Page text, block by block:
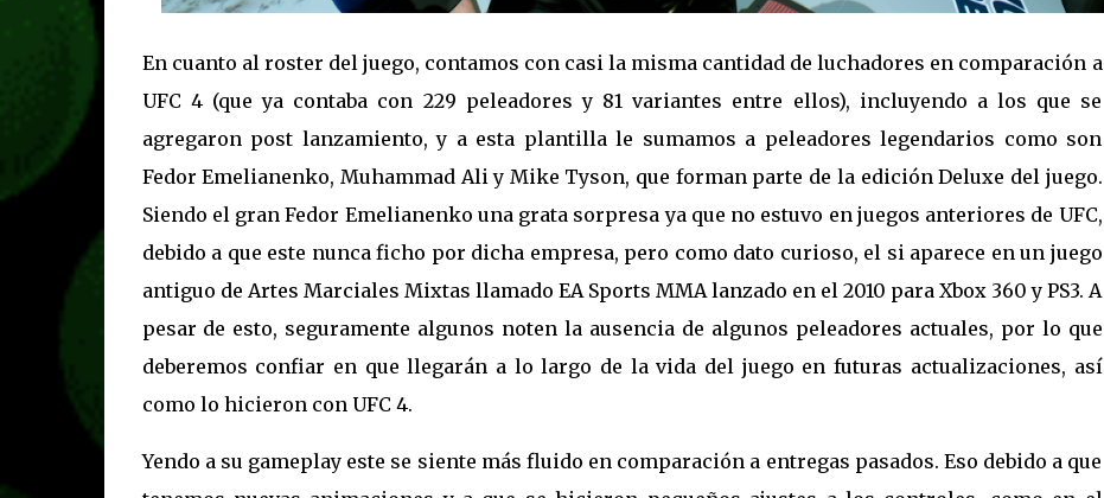
En cuanto al roster del juego, contamos con casi la misma cantidad de luchadores en comparación a
UFC 4 (que ya contaba con 229 peleadores y 81 variantes entre ellos), incluyendo a los que se
agregaron post lanzamiento, y a esta plantilla le sumamos a peleadores legendarios como son
Fedor Emelianenko, Muhammad Ali y Mike Tyson, que forman parte de la edición Deluxe del juego.
Siendo el gran Fedor Emelianenko una grata sorpresa ya que no estuvo en juegos anteriores de UFC,
debido a que este nunca ficho por dicha empresa, pero como dato curioso, el si aparece en un juego
antiguo de Artes Marciales Mixtas llamado EA Sports MMA lanzado en el 2010 para Xbox 360 y PS3. A
pesar de esto, seguramente algunos noten la ausencia de algunos peleadores actuales, por lo que
deberemos confiar en que llegarán a lo largo de la vida del juego en futuras actualizaciones, así
como lo hicieron con UFC 4.
Yendo a su gameplay este se siente más fluido en comparación a entregas pasados. Eso debido a que